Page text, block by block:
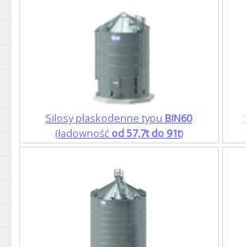
Silosy płaskodenne typu BIN60
(ładowność od 57,7t do 91t)